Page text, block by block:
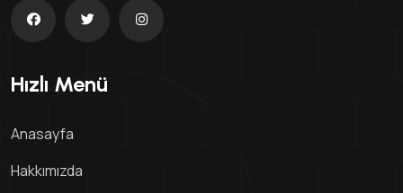
Hızlı Menü
Anasayfa
Hakkımızda